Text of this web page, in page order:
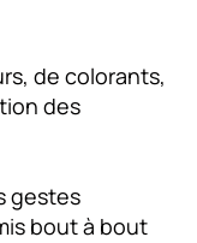
de colorants,
des
gestes
bout à bout